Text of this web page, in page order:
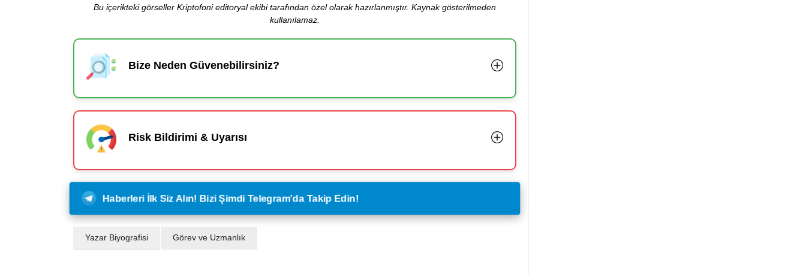
Bu içerikteki görseller Kriptofoni editoryal ekibi tarafından özel olarak hazırlanmıştır. Kaynak gösterilmeden
kullanılamaz.
Bize Neden Güvenebilirsiniz?
Risk Bildirimi & Uyarısı
Haberleri İlk Siz Alın! Bizi Şimdi Telegram'da Takip Edin!
Yazar Biyografisi Görev ve Uzmanlık